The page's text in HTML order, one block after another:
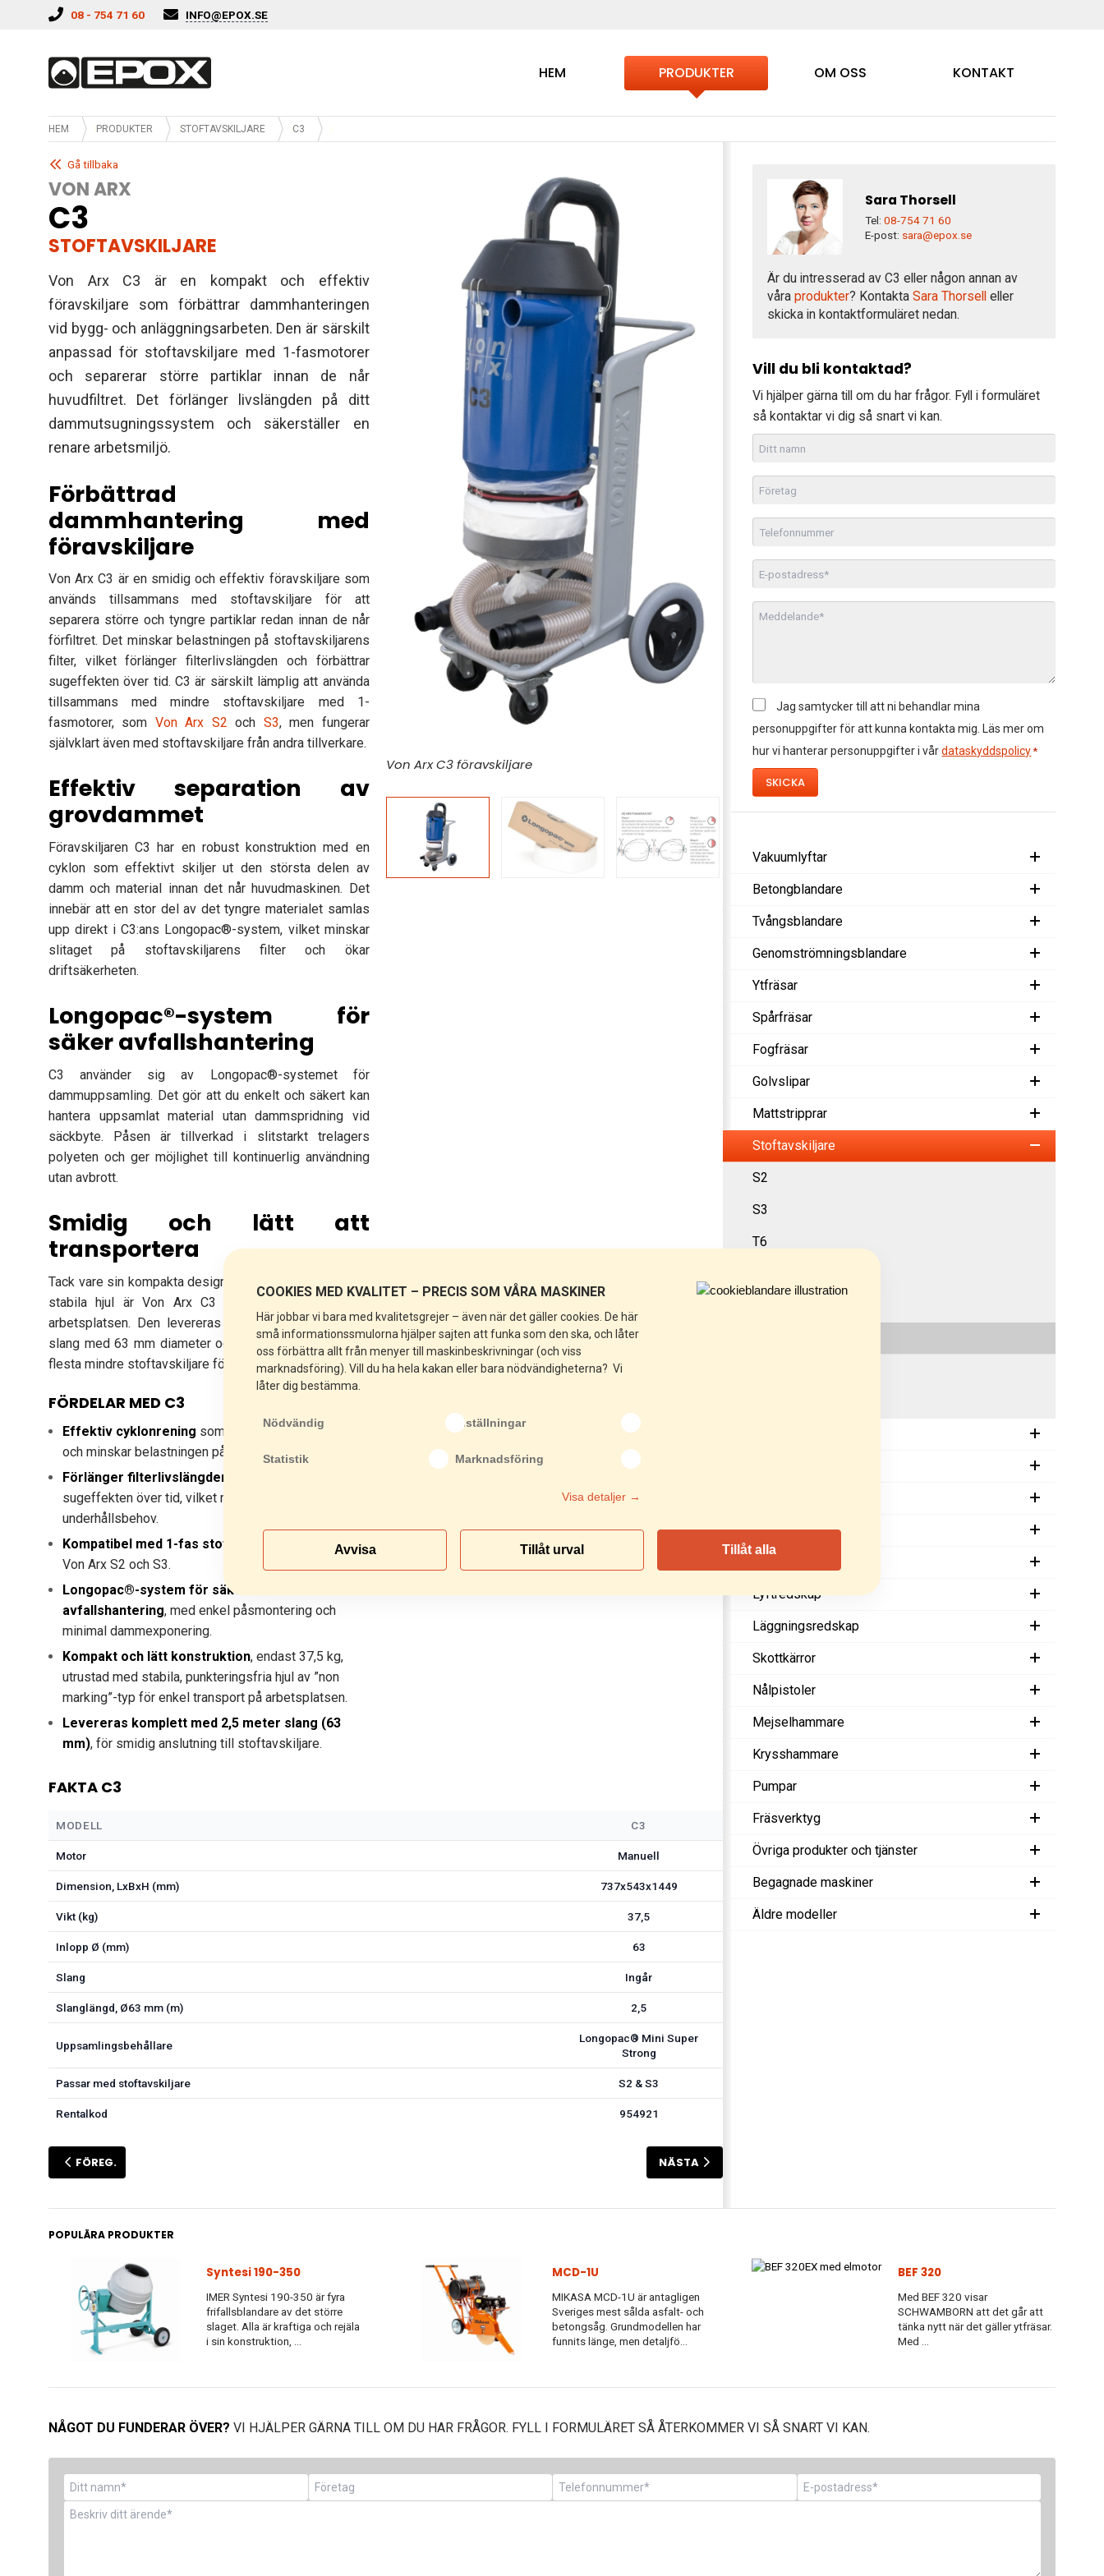
COOKIES MED KVALITET – PRECIS SOM VÅRA MASKINER
Här jobbar vi bara med kvalitetsgrejer – även när det gäller cookies. De här
små informationssmulorna hjälper sajten att funka som den ska, och låter
oss förbättra allt från menyer till maskinbeskrivningar (och viss
marknadsföring). Vill du ha hela kakan eller bara nödvändigheterna? Vi
låter dig bestämma.
Nödvändig Inställningar
Statistik Marknadsföring
Visa detaljer →
Avvisa Tillåt urval Tillåt alla
Hoppa till innehåll
08 - 754 71 60 INFO@EPOX.SE
HEM PRODUKTER OM OSS KONTAKT
HEM PRODUKTER STOFTAVSKILJARE C3
Gå tillbaka
VON ARX
C3
STOFTAVSKILJARE
Von Arx C3 är en kompakt och effektiv
föravskiljare som förbättrar dammhanteringen
vid bygg- och anläggningsarbeten. Den är särskilt
anpassad för stoftavskiljare med 1-fasmotorer
och separerar större partiklar innan de når
huvudfiltret. Det förlänger livslängden på ditt
dammutsugningssystem och säkerställer en
renare arbetsmiljö.
Förbättrad
dammhantering med
föravskiljare
Von Arx C3 är en smidig och effektiv föravskiljare som
används tillsammans med stoftavskiljare för att
separera större och tyngre partiklar redan innan de når
förfiltret. Det minskar belastningen på stoftavskiljarens
filter, vilket förlänger filterlivslängden och förbättrar
sugeffekten över tid. C3 är särskilt lämplig att använda
tillsammans med mindre stoftavskiljare med 1-
fasmotorer, som Von Arx S2 och S3, men fungerar
självklart även med stoftavskiljare från andra tillverkare.
Effektiv separation av
grovdammet
Föravskiljaren C3 har en robust konstruktion med en
cyklon som effektivt skiljer ut den största delen av
damm och material innan det når huvudmaskinen. Det
innebär att en stor del av det tyngre materialet samlas
upp direkt i C3:ans Longopac®-system, vilket minskar
slitaget på stoftavskiljarens filter och ökar
driftsäkerheten.
Longopac®-system för
säker avfallshantering
C3 använder sig av Longopac®-systemet för
dammuppsamling. Det gör att du enkelt och säkert kan
hantera uppsamlat material utan dammspridning vid
säckbyte. Påsen är tillverkad i slitstarkt trelagers
polyeten och ger möjlighet till kontinuerlig användning
utan avbrott.
Smidig och lätt att
transportera
Tack vare sin kompakta design, låga vikt på 37,5 kg och
stabila hjul är Von Arx C3 enkel att flytta runt på
arbetsplatsen. Den levereras med en 2,5 meter lång
slang med 63 mm diameter och är kompatibel med de
flesta mindre stoftavskiljare för 1-fasdrift.
FÖRDELAR MED C3
Effektiv cyklonrening som skiljer ut grovdammet
och minskar belastningen på stoftavskiljarens filter.
Förlänger filterlivslängden
sugeffekten över tid, vilket minskar driftstopp och
underhållsbehov.
Kompatibel med 1-fas stoftavskiljare
, exempelvis
Von Arx S2 och S3.
Longopac®-system för säker och dammfri
avfallshantering, med enkel påsmontering och
minimal dammexponering.
Kompakt och lätt konstruktion, endast 37,5 kg,
utrustad med stabila, punkteringsfria hjul av ”non
marking”-typ för enkel transport på arbetsplatsen.
Levereras komplett med 2,5 meter slang (63
mm), för smidig anslutning till stoftavskiljare.
Von Arx C3 föravskiljare
Longоpac
FAKTA C3
MODELL C3
Motor Manuell
Dimension, LxBxH (mm) 737x543x1449
Vikt (kg) 37,5
Inlopp Ø (mm) 63
Slang Ingår
Slanglängd, Ø63 mm (m) 2,5
Uppsamlingsbehållare
Longopac® Mini Super
Strong
Passar med stoftavskiljare S2 & S3
Rentalkod 954921
FÖREG. NÄSTA
Sara Thorsell
Tel:08-754 71 60
E-post: sara@epox.se
Är du intresserad av C3 eller någon annan av
våraprodukter? KontaktaSara Thorsell eller
skicka in kontaktformuläret nedan.
Vill du bli kontaktad?
Vi hjälper gärna till om du har frågor. Fyll i formuläret
så kontaktar vi dig så snart vi kan.
Ditt
namn
Företag
Telefon
E-
post
Meddelande
Samtycke
*
Jag samtycker till att ni behandlar mina
personuppgifter för att kunna kontakta mig. Läs mer om
hur vi hanterar personuppgifter i vårdataskyddspolicy*
Vakuumlyftar
Betongblandare
Tvångsblandare
Genomströmningsblandare
Ytfräsar
Spårfräsar
Fogfräsar
Golvslipar
Mattstripprar
Stoftavskiljare
S2
S3
T6
Rullvibratorer
Lyftredskap
Läggningsredskap
Skottkärror
Nålpistoler
Mejselhammare
Krysshammare
Pumpar
Fräsverktyg
Övriga produkter och tjänster
Begagnade maskiner
Äldre modeller
POPULÄRA PRODUKTER
Syntesi 190-350
IMER Syntesi 190-350 är fyra
frifallsblandare av det större
slaget. Alla är kraftiga och rejäla
i sin konstruktion, ...
MCD-1U
MIKASA MCD-1U är antagligen
Sveriges mest sålda asfalt- och
betongsåg. Grundmodellen har
funnits länge, men detaljfö...
BEF 320
Med BEF 320 visar
SCHWAMBORN att det går att
tänka nytt när det gäller ytfräsar.
Med ...
NÅGOT DU FUNDERAR ÖVER? VI HJÄLPER GÄRNA TILL OM DU HAR FRÅGOR. FYLL I FORMULÄRET SÅ ÅTERKOMMER VI SÅ SNART VI KAN.
Namn Företag Telefon
E-
post
Meddelande